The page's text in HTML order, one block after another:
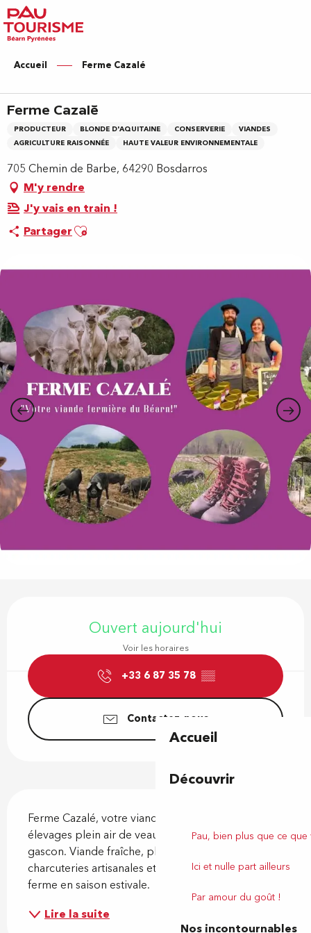
Aller
au
contenu
principal
Accueil
Découvrir
Pau, bien plus que ce
Ici et nulle part ailleurs
Par amour du goût !
Nos incontournables
Accueil Ferme Cazalé
Ferme Cazalé
PRODUCTEUR BLONDE D'AQUITAINE CONSERVERIE
VIANDES
AGRICULTURE RAISONNÉE
HAUTE VALEUR ENVIRONNEMENTALE
705 Chemin de Barbe, 64290 Bosdarros
M'y rendre
J'y vais en train !
PartagerAjouter aux favoris
Ouvert aujourd'hui
Voir les horaires
+33 6 87 35 78 ▒▒
Contactez-nous
Ferme Cazalé, votre viande fermière du Béarn :
élevages plein air de veau, bœuf et porc noir
gascon. Viande fraîche, plats cuisinés maison,
charcuteries artisanales et sentiers ludiques à la
ferme en saison estivale.
Lire la suite